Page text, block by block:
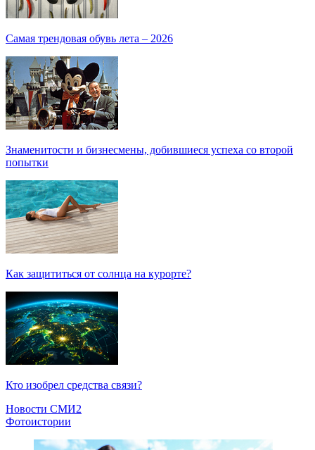
Самая трендовая обувь лета – 2026
Знаменитости и бизнесмены, добившиеся успеха со второй
попытки
Как защититься от солнца на курорте?
Кто изобрел средства связи?
Новости СМИ2
Фотоистории